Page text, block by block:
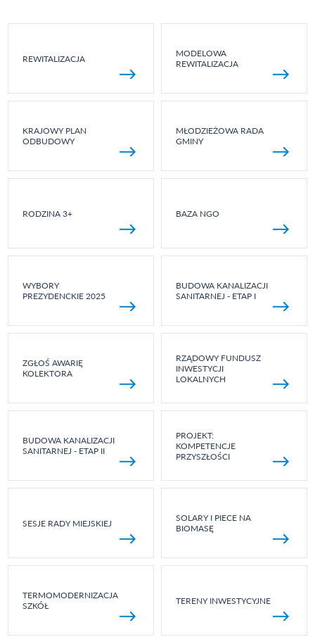
REWITALIZACJA
MODELOWA
REWITALIZACJA
KRAJOWY PLAN
ODBUDOWY
MŁODZIEŻOWA RADA
GMINY
RODZINA 3+ BAZA NGO
WYBORY
PREZYDENCKIE 2025
BUDOWA KANALIZACJI
SANITARNEJ - ETAP I
ZGŁOŚ AWARIĘ
KOLEKTORA
RZĄDOWY FUNDUSZ
INWESTYCJI
LOKALNYCH
BUDOWA KANALIZACJI
SANITARNEJ - ETAP II
PROJEKT:
KOMPETENCJE
PRZYSZŁOŚCI
SESJE RADY MIEJSKIEJ
SOLARY I PIECE NA
BIOMASĘ
TERMOMODERNIZACJA
SZKÓŁ
TERENY INWESTYCYJNE